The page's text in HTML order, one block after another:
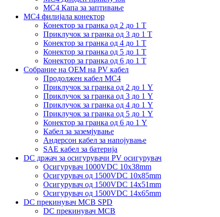
MC4 Капа за заптивање
MC4 филијала конектор
Конектор за гранка од 2 до 1 Т
Приклучок за гранка од 3 до 1 Т
Конектор за гранка од 4 до 1 Т
Конектор за гранка од 5 до 1 Т
Конектор за гранка од 6 до 1 Т
Собрание на ОЕМ на PV кабел
Продолжен кабел MC4
Приклучок за гранка од 2 до 1 Y
Приклучок за гранка од 3 до 1 Y
Приклучок за гранка од 4 до 1 Y
Приклучок за гранка од 5 до 1 Y
Конектор за гранка од 6 до 1 Y
Кабел за заземјување
Андерсон кабел за напојување
SAE кабел за батерија
DC држач за осигурувачи PV осигурувач
Осигурувач 1000VDC 10x38mm
Осигурувач од 1500VDC 10x85mm
Осигурувач од 1500VDC 14x51mm
Осигурувач од 1500VDC 14x65mm
DC прекинувач MCB SPD
DC прекинувач MCB